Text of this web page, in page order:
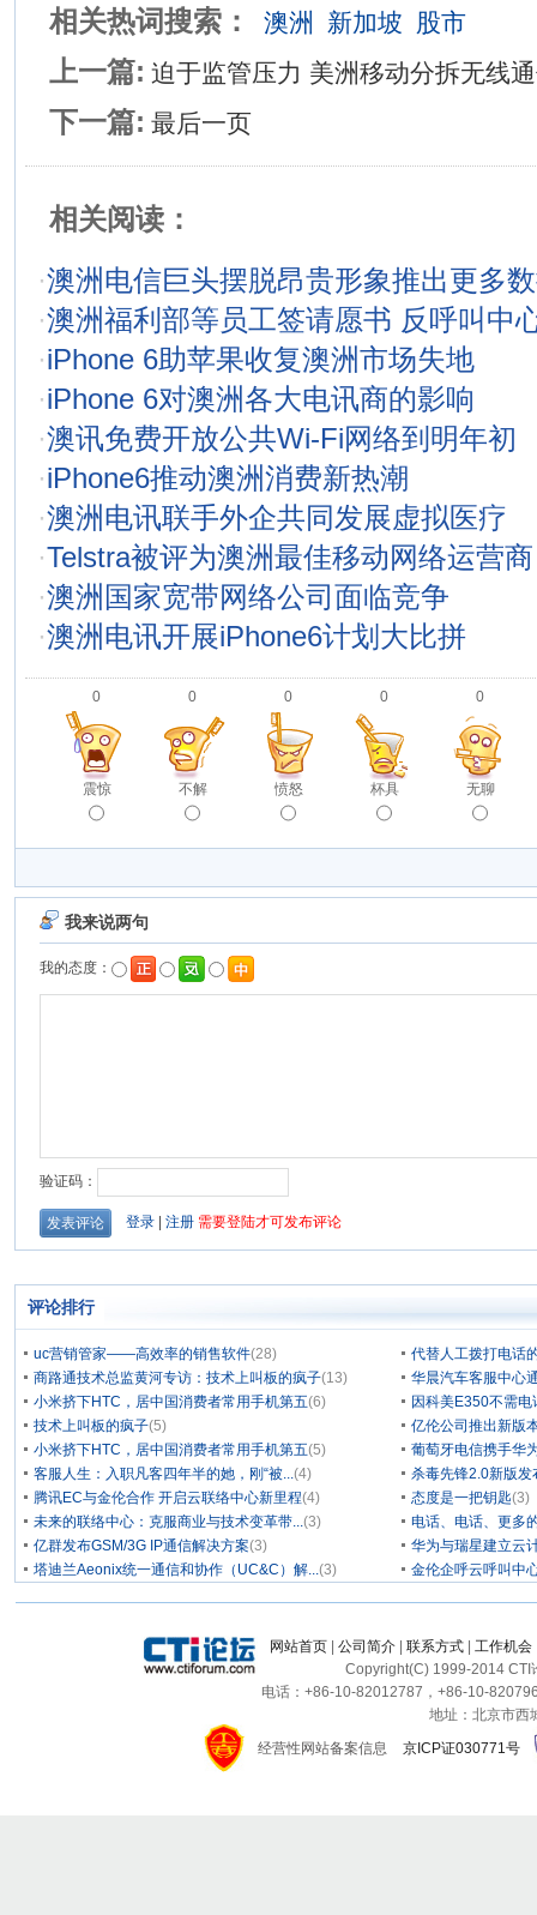
相关热词搜索： 澳洲 新加坡 股市
上一篇: 迫于监管压力 美洲移动分拆无线
下一篇: 最后一页
相关阅读：
·澳洲电信巨头摆脱昂贵形象推出更多
·澳洲福利部等员工签请愿书 反呼叫中
·iPhone 6助苹果收复澳洲市场失地
·iPhone 6对澳洲各大电讯商的影响
·澳讯免费开放公共Wi-Fi网络到明年初
·iPhone6推动澳洲消费新热潮
·澳洲电讯联手外企共同发展虚拟医疗
·Telstra被评为澳洲最佳移动网络运营商
·澳洲国家宽带网络公司面临竞争
·澳洲电讯开展iPhone6计划大比拼
0
震惊
0
不解
0
愤怒
0
杯具
0
无聊
评论排行
uc营销管家——高效率的销售软件(28)
代替人工拨打电话
商路通技术总监黄河专访：技术上叫板的疯子(13)
华晨汽车客服中心
小米挤下HTC，居中国消费者常用手机第五(6)
因科美E350不需
技术上叫板的疯子(5)
亿伦公司推出新版
小米挤下HTC，居中国消费者常用手机第五(5)
葡萄牙电信携手华
客服人生：入职凡客四年半的她，刚“被...(4)
杀毒先锋2.0新版发
腾讯EC与金伦合作 开启云联络中心新里程(4) 态度是一把钥匙(3)
未来的联络中心：克服商业与技术变革带...(3)
电话、电话、更多
亿群发布GSM/3G IP通信解决方案(3)
华为与瑞星建立云
塔迪兰Aeonix统一通信和协作（UC&C）解...(3) 金伦企呼云呼叫中
网站首页 公司简介 联系方式 工作机会
Copyright(C) 1999-2014 CTI
电话：+86-10-82012787，+86-10-
地址：北京市西
经营性网站备案信息
京ICP证030771号